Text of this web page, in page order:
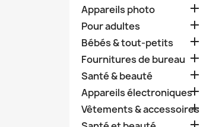
Appareils photo 
Pour adultes 
Bébés & tout-petits 
Fournitures de bureau 
Santé & beauté 
Appareils électroniques
Vêtements & accessoires
